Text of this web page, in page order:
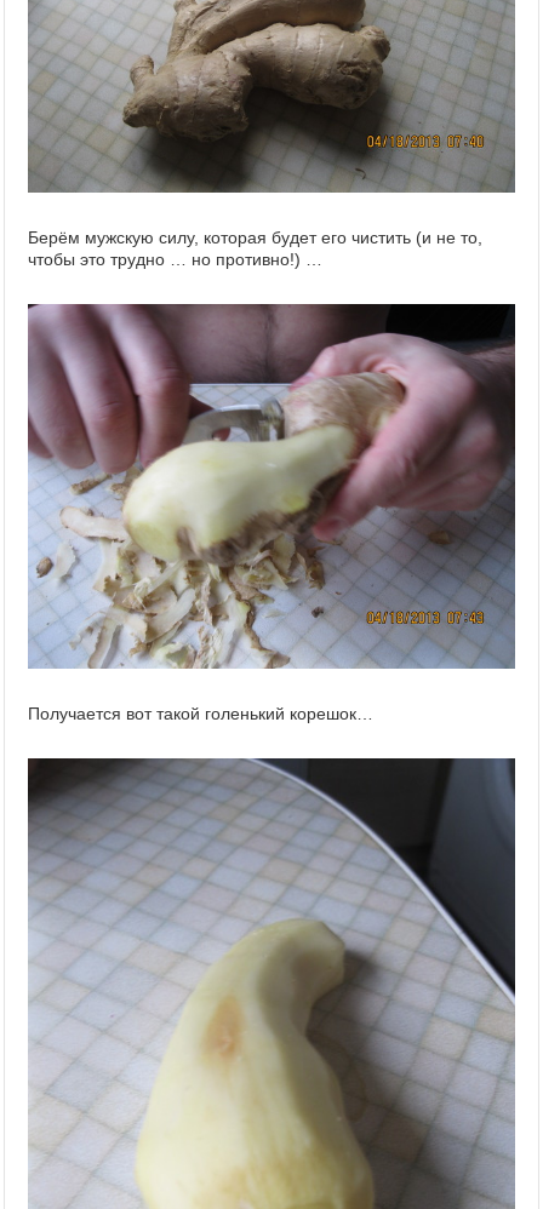
Берём мужскую силу, которая будет его чистить (и не то,
чтобы это трудно … но противно!) …
Получается вот такой голенький корешок…